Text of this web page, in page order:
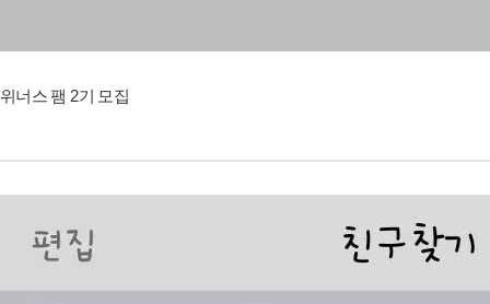
위너스 팸 2기 모집